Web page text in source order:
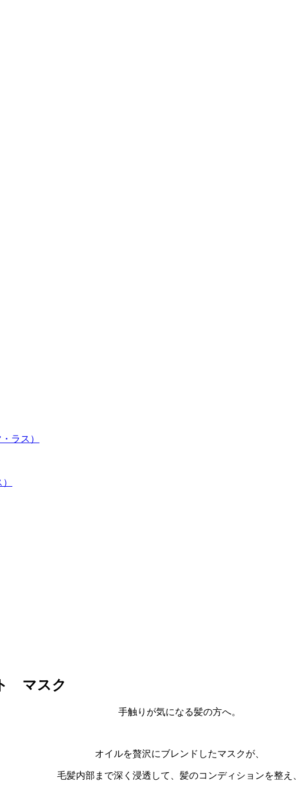
ラス）
マスク
手触りが気になる髪の方へ。
オイルを贅沢にブレンドしたマスクが、
毛髪内部まで深く浸透して、髪のコンディションを整え、